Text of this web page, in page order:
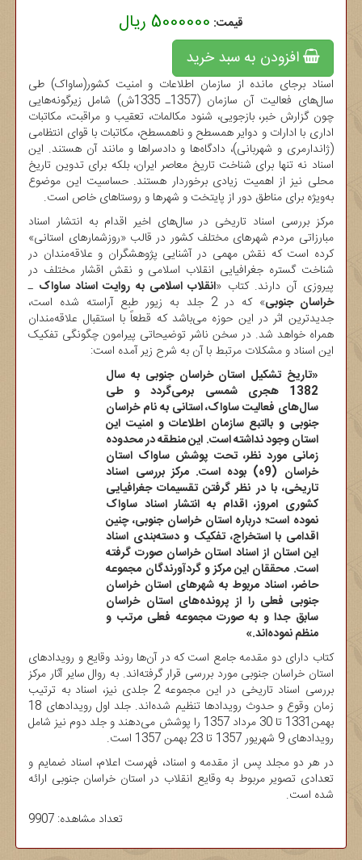
قیمت: 5000000 ریال
افزودن به سبد خرید
اسناد برجای مانده از سازمان اطلاعات و امنیت کشور(ساواک) طی
سال‌های فعالیت آن سازمان (1357ـ 1335ش) شامل زیرگونه‌هایی
چون گزارش خبر، بازجویی، شنود مکالمات، تعقیب و مراقبت، مکاتبات
اداری با ادارات و دوایر همسطح و ناهمسطح، مکاتبات با قوای انتظامی
(ژاندارمری و شهربانی)، دادگاه‌ها و دادسراها و مانند آن هستند. این
اسناد نه تنها برای شناخت تاریخ معاصر ایران، بلکه برای تدوین تاریخ
محلی نیز از اهمیت زیادی برخوردار هستند. حساسیت این موضوع
به‌ویژه برای مناطق دور از پایتخت و شهرها و روستاهای خاص است.
مرکز بررسی اسناد تاریخی در سال‌های اخیر اقدام به انتشار اسناد
مبارزاتی مردم شهرهای مختلف کشور در قالب «روزشمارهای استانی»
کرده است که نقش مهمی در آشنایی پژوهشگران و علاقه‌مندان در
شناخت گستره جغرافیایی انقلاب اسلامی و نقش اقشار مختلف در
پیروزی آن دارند. کتاب «انقلاب اسلامی به روایت اسناد ساواک ـ
خراسان جنوبی
» که در 2 جلد به زیور طبع آراسته شده است،
جدیدترین اثر در این حوزه می‌باشد که قطعاً با استقبال علاقه‌مندان
همراه خواهد شد. در سخن ناشر توضیحاتی پیرامون چگونگی تفکیک
این اسناد و مشکلات مرتبط با آن به شرح زیر آمده است:
«تاریخ تشکیل استان خراسان جنوبی به سال
1382 هجری شمسی برمی‌گردد و طی
سال‌های فعالیت ساواک، استانی به نام خراسان
جنوبی و بالتبع سازمان اطلاعات و امنیت این
استان وجود نداشته است. این منطقه در محدوده
زمانی مورد نظر، تحت پوشش ساواک استان
خراسان (9ه‌) بوده است. مرکز بررسی اسناد
تاریخی، با در نظر گرفتن تقسیمات جغرافیایی
کشوری امروز، اقدام به انتشار اسناد ساواک
نموده است؛ درباره استان خراسان جنوبی، چنین
اقدامی با استخراج، تفکیک و دسته‌بندی اسناد
این استان از اسناد استان خراسان صورت گرفته
است. محققان این مرکز و گردآورندگان مجموعه
حاضر، اسناد مربوط به شهرهای استان خراسان
جنوبی فعلی را از پرونده‌های استان خراسان
سابق جدا و به صورت مجموعه فعلی مرتب و
منظم نموده‌اند.»
کتاب دارای دو مقدمه جامع است که در آن‌ها روند وقایع و رویدادهای
استان خراسان جنوبی مورد بررسی قرار گرفته‌اند. به روال سایر آثار مرکز
بررسی اسناد تاریخی در این مجموعه 2 جلدی نیز، اسناد به ترتیب
زمان وقوع و حدوث رویدادها تنظیم شده‌اند. جلد اول رویدادهای 18
بهمن1331 تا 30 مرداد 1357 را پوشش می‌دهند و جلد دوم نیز شامل
رویدادهای 9 شهریور 1357 تا 23 بهمن 1357 است.
در هر دو مجلد پس از مقدمه و اسناد، فهرست اعلام، اسناد ضمایم و
تعدادی تصویر مربوط به وقایع انقلاب در استان خراسان جنوبی ارائه
شده است.
تعداد مشاهده: 9907